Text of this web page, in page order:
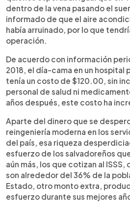
dentro de la vena pasando el
informado de que el aire
había arruinado, por lo que
operación.
De acuerdo con información
2018, el día-cama en un hospital
tenía un costo de $120.00, sin
personal de salud ni
años después, este costo ha
Aparte del dinero que se
reingeniería moderna en los
del país, esa riqueza
esfuerzo de los salvadoreños
aún más, los que cotizan al
son alrededor del 36% de la
Estado, otro monto extra,
esfuerzo durante sus mejores